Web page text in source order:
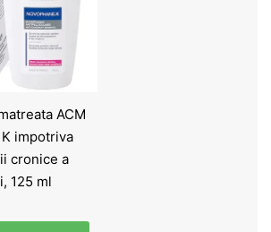
ACM
impotriva
cronice a
125 ml